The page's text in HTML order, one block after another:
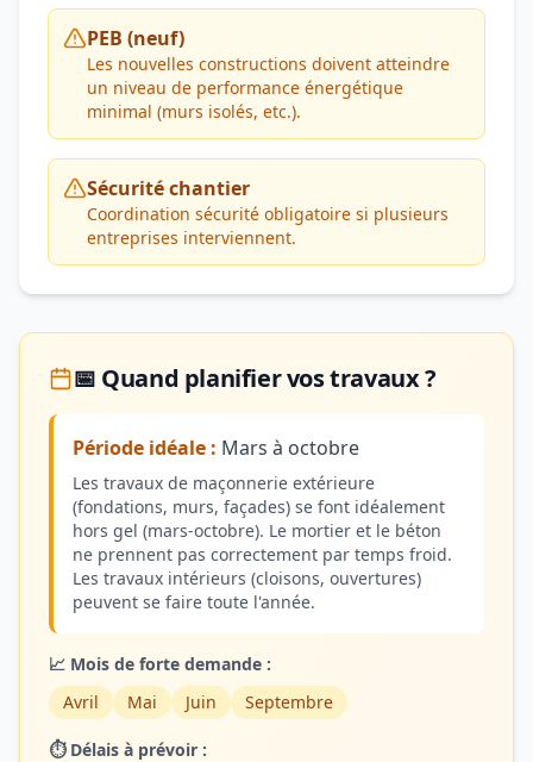
PEB (neuf)
Les nouvelles constructions doivent atteindre
un niveau de performance énergétique
minimal (murs isolés, etc.).
Sécurité chantier
Coordination sécurité obligatoire si plusieurs
entreprises interviennent.
📅 Quand planifier vos travaux ?
Période idéale : Mars à octobre
Les travaux de maçonnerie extérieure
(fondations, murs, façades) se font idéalement
hors gel (mars-octobre). Le mortier et le béton
ne prennent pas correctement par temps froid.
Les travaux intérieurs (cloisons, ouvertures)
peuvent se faire toute l'année.
📈 Mois de forte demande :
Avril
Mai Juin Septembre
⏱️ Délais à prévoir :